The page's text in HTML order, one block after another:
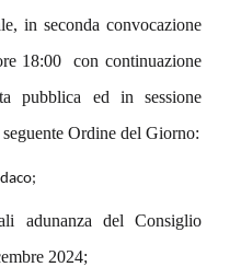
in seconda convocazione
18:00 con continuazione
pubblica ed in sessione
Ordine del Giorno:
adunanza del Consiglio
2024;